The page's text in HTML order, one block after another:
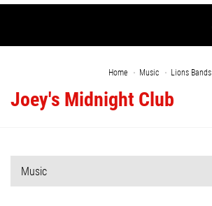
Home Music Lions Bands
Joey's Midnight Club
Music